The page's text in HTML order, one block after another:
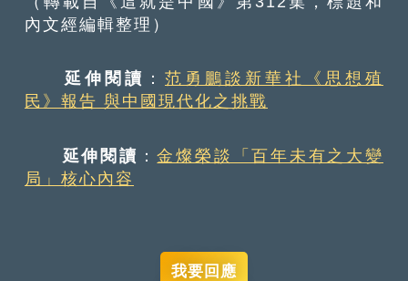
內文經編輯整理）
延伸閱讀 ： 范勇鵬談新華社《思想殖
民》報告 與中國現代化之挑戰
延伸閱讀 ：金燦榮談「百年未有之大變
局」核心內容
我要回應